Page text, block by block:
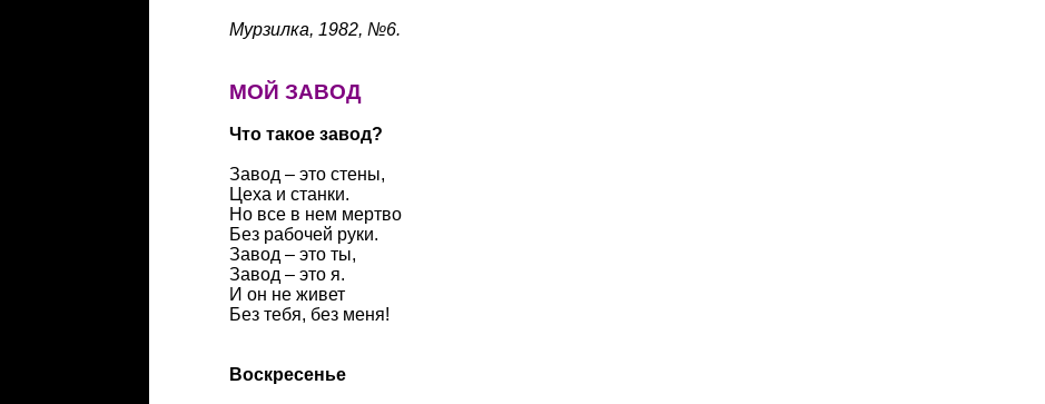
Мурзилка, 1982, №6.
МОЙ ЗАВОД
Что такое завод?
Завод – это стены,
Цеха и станки.
Но все в нем мертво
Без рабочей руки.
Завод – это ты,
Завод – это я.
И он не живет
Без тебя, без меня!
Воскресенье